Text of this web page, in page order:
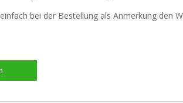
bei der Bestellung als Anmerkung den